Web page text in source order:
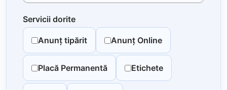
Servicii dorite
Anunț tipărit Anunț Online
Placă Permanentă Etichete